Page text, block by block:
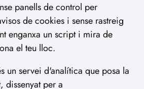
panells de control per
de cookies i sense rastreig
enganxa un script i mira de
el teu lloc.
un servei d'analítica que posa la
dissenyat per a